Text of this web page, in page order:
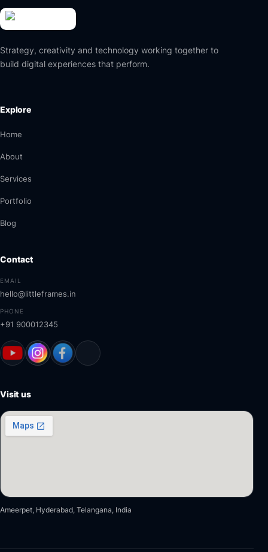
Strategy, creativity and technology working together to
build digital experiences that perform.
Explore
Home
About
Services
Portfolio
Blog
Contact
EMAIL
hello@littleframes.in
PHONE
+91 900012345
Visit us
Ameerpet, Hyderabad, Telangana, India